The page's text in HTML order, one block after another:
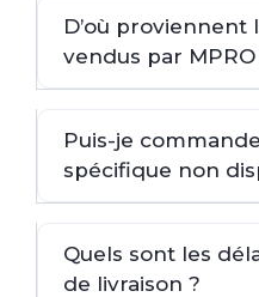
D’où proviennent
vendus par MPRO
Puis-je
spécifique non
Quels sont les
de livraison ?